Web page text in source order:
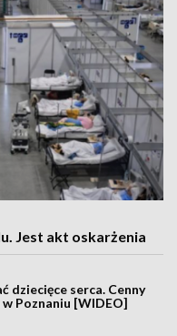
Jest akt oskarżenia
dziecięce serca. Cenny
Poznaniu [WIDEO]